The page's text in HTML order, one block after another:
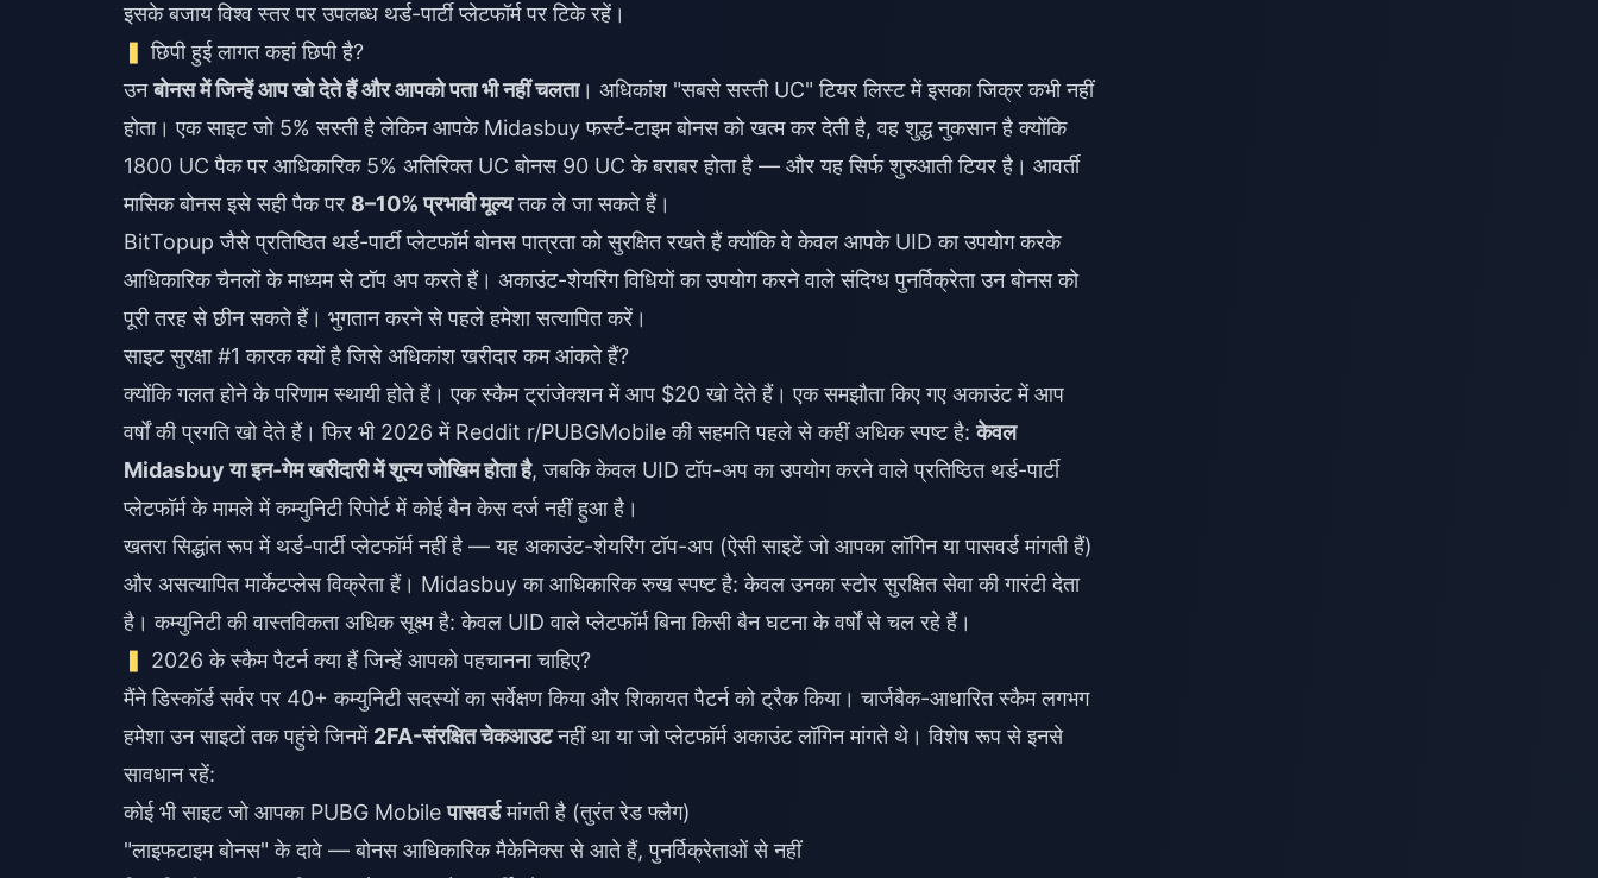
इसके बजाय विश्व स्तर पर उपलब्ध थर्ड-पार्टी प्लेटफॉर्म पर टिके रहें।
छिपी हुई लागत कहां छिपी है?
उनबोनस में जिन्हें आप खो देते हैं और आपको पता भी नहीं चलता। अधिकांश "सबसे सस्ती UC" टियर लिस्ट में इसका जिक्र कभी नहीं
होता। एक साइट जो 5% सस्ती है लेकिन आपके Midasbuy फर्स्ट-टाइम बोनस को खत्म कर देती है, वह शुद्ध नुकसान है क्योंकि
1800 UC पैक पर आधिकारिक 5% अतिरिक्त UC बोनस 90 UC के बराबर होता है — और यह सिर्फ शुरुआती टियर है। आवर्ती
मासिक बोनस इसे सही पैक पर 8–10% प्रभावी मूल्यतक ले जा सकते हैं।
BitTopup जैसे प्रतिष्ठित थर्ड-पार्टी प्लेटफॉर्म बोनस पात्रता को सुरक्षित रखते हैं क्योंकि वे केवल आपके UID का उपयोग करके
आधिकारिक चैनलों के माध्यम से टॉप अप करते हैं। अकाउंट-शेयरिंग विधियों का उपयोग करने वाले संदिग्ध पुनर्विक्रेता उन बोनस को
पूरी तरह से छीन सकते हैं। भुगतान करने से पहले हमेशा सत्यापित करें।
साइट सुरक्षा #1 कारक क्यों है जिसे अधिकांश खरीदार कम आंकते हैं?
क्योंकि गलत होने के परिणाम स्थायी होते हैं। एक स्कैम ट्रांजेक्शन में आप $20 खो देते हैं। एक समझौता किए गए अकाउंट में आप
वर्षों की प्रगति खो देते हैं। फिर भी 2026 में Reddit r/PUBGMobile की सहमति पहले से कहीं अधिक स्पष्ट है:केवल
Midasbuy या इन-गेम खरीदारी में शून्य जोखिम होता है, जबकि केवल UID टॉप-अप का उपयोग करने वाले प्रतिष्ठित थर्ड-पार्टी
प्लेटफॉर्म के मामले में कम्युनिटी रिपोर्ट में कोई बैन केस दर्ज नहीं हुआ है।
खतरा सिद्धांत रूप में थर्ड-पार्टी प्लेटफॉर्म नहीं है — यह अकाउंट-शेयरिंग टॉप-अप (ऐसी साइटें जो आपका लॉगिन या पासवर्ड मांगती हैं)
और असत्यापित मार्केटप्लेस विक्रेता हैं। Midasbuy का आधिकारिक रुख स्पष्ट है: केवल उनका स्टोर सुरक्षित सेवा की गारंटी देता
है। कम्युनिटी की वास्तविकता अधिक सूक्ष्म है: केवल UID वाले प्लेटफॉर्म बिना किसी बैन घटना के वर्षों से चल रहे हैं।
2026 के स्कैम पैटर्न क्या हैं जिन्हें आपको पहचानना चाहिए?
मैंने डिस्कॉर्ड सर्वर पर 40+ कम्युनिटी सदस्यों का सर्वेक्षण किया और शिकायत पैटर्न को ट्रैक किया। चार्जबैक-आधारित स्कैम लगभग
हमेशा उन साइटों तक पहुंचे जिनमें 2FA-संरक्षित चेकआउटनहीं था या जो प्लेटफॉर्म अकाउंट लॉगिन मांगते थे। विशेष रूप से इनसे
सावधान रहें:
कोई भी साइट जो आपका PUBG Mobileपासवर्डमांगती है (तुरंत रेड फ्लैग)
"लाइफटाइम बोनस" के दावे — बोनस आधिकारिक मैकेनिक्स से आते हैं, पुनर्विक्रेताओं से नहीं